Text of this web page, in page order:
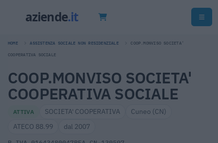
HOME ASSISTENZA SOCIALE NON RESIDENZIALE COOP.MONVISO SOCIETA'
COOPERATIVA SOCIALE
COOP.MONVISO SOCIETA'
COOPERATIVA SOCIALE
ATTIVA SOCIETA' COOPERATIVA
Cuneo (CN)
ATECO 88.99
dal 2007